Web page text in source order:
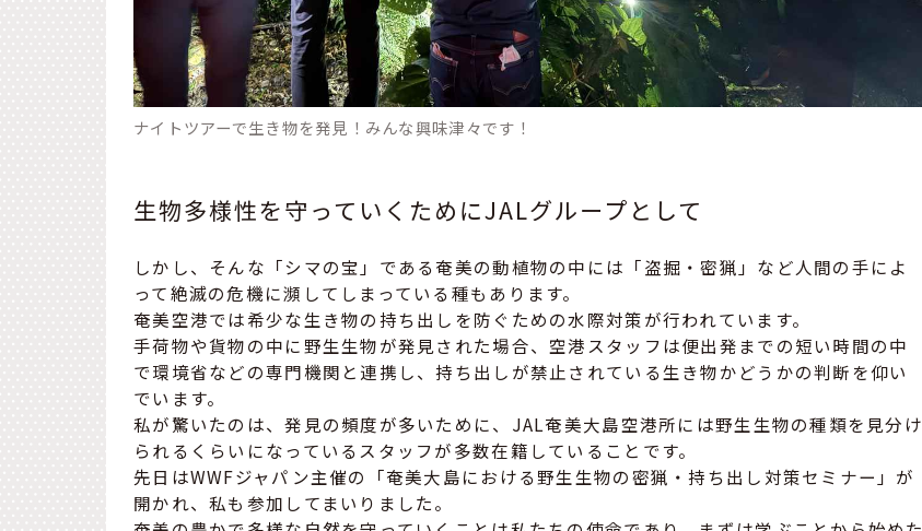
ナイトツアーで生き物を発見！みんな興味津々です！
生物多様性を守っていくためにJALグループとして
しかし、そんな「シマの宝」である奄美の動植物の中には「盗掘・密猟」など人間の手によ
って絶滅の危機に瀕してしまっている種もあります。
奄美空港では希少な生き物の持ち出しを防ぐための水際対策が行われています。
手荷物や貨物の中に野生生物が発見された場合、空港スタッフは便出発までの短い時間の中
で環境省などの専門機関と連携し、持ち出しが禁止されている生き物かどうかの判断を仰い
でいます。
私が驚いたのは、発見の頻度が多いために、JAL奄美大島空港所には野生生物の種類を見分け
られるくらいになっているスタッフが多数在籍していることです。
先日はWWFジャパン主催の「奄美大島における野生生物の密猟・持ち出し対策セミナー」が
開かれ、私も参加してまいりました。